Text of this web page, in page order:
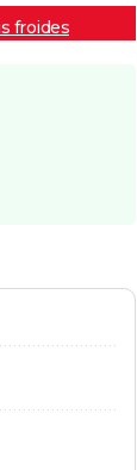
froides